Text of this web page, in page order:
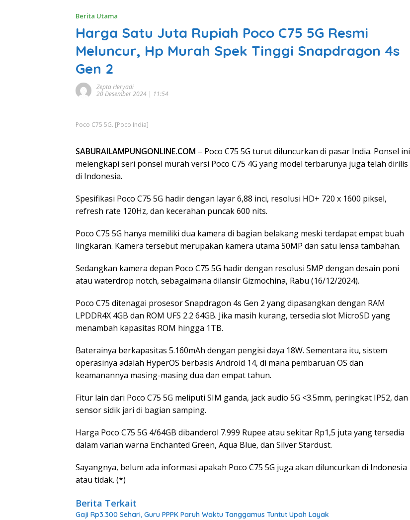
Berita Utama
Harga Satu Juta Rupiah Poco C75 5G Resmi
Meluncur, Hp Murah Spek Tinggi Snapdragon 4s
Gen 2
Zepta Heryadi
20 Desember 2024 | 11:54
Poco C75 5G. [Poco India]
SABURAILAMPUNGONLINE.COM – Poco C75 5G turut diluncurkan di pasar India. Ponsel ini
melengkapi seri ponsel murah versi Poco C75 4G yang model terbarunya juga telah dirilis
di Indonesia.
Spesifikasi Poco C75 5G hadir dengan layar 6,88 inci, resolusi HD+ 720 x 1600 piksel,
refresh rate 120Hz, dan kecerahan puncak 600 nits.
Poco C75 5G hanya memiliki dua kamera di bagian belakang meski terdapat empat buah
lingkaran. Kamera tersebut merupakan kamera utama 50MP dan satu lensa tambahan.
Sedangkan kamera depan Poco C75 5G hadir dengan resolusi 5MP dengan desain poni
atau waterdrop notch, sebagaimana dilansir Gizmochina, Rabu (16/12/2024).
Poco C75 ditenagai prosesor Snapdragon 4s Gen 2 yang dipasangkan dengan RAM
LPDDR4X 4GB dan ROM UFS 2.2 64GB. Jika masih kurang, tersedia slot MicroSD yang
menambah kapasitas ROM hingga 1TB.
Baterainya berkapasitas 5.160mAh dengan pengisi daya 18W. Sementara itu, sistem
operasinya adalah HyperOS berbasis Android 14, di mana pembaruan OS dan
keamanannya masing-masing dua dan empat tahun.
Fitur lain dari Poco C75 5G meliputi SIM ganda, jack audio 5G <3.5mm, peringkat IP52, dan
sensor sidik jari di bagian samping.
Harga Poco C75 5G 4/64GB dibanderol 7.999 Rupee atau sekitar Rp1,5 juta yang tersedia
dalam varian warna Enchanted Green, Aqua Blue, dan Silver Stardust.
Sayangnya, belum ada informasi apakah Poco C75 5G juga akan diluncurkan di Indonesia
atau tidak. (*)
Berita Terkait
Gaji Rp3.300 Sehari, Guru PPPK Paruh Waktu Tanggamus Tuntut Upah Layak